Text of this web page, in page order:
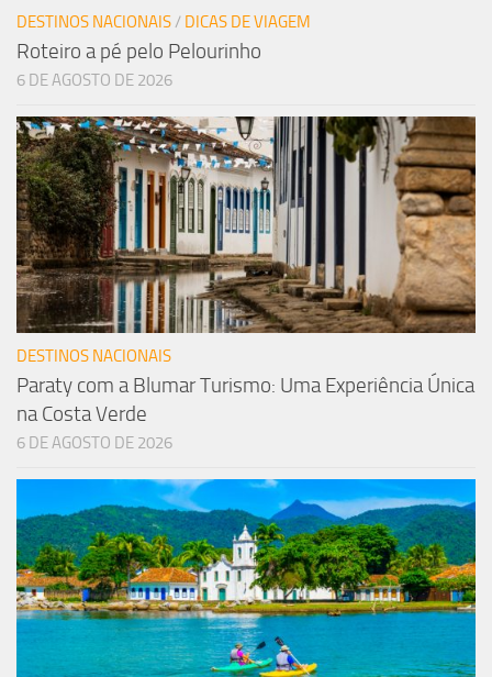
DESTINOS NACIONAIS/ DICAS DE VIAGEM
Roteiro a pé pelo Pelourinho
6 DE AGOSTO DE 2026
DESTINOS NACIONAIS
Paraty com a Blumar Turismo: Uma Experiência Única
na Costa Verde
6 DE AGOSTO DE 2026